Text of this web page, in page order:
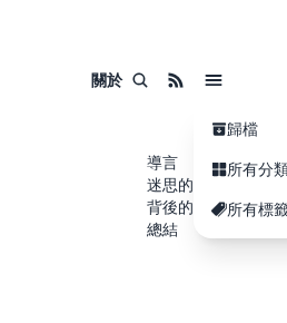
關於
歸檔
所有分
所有標
導言
迷思的起源
背後的真相
總結